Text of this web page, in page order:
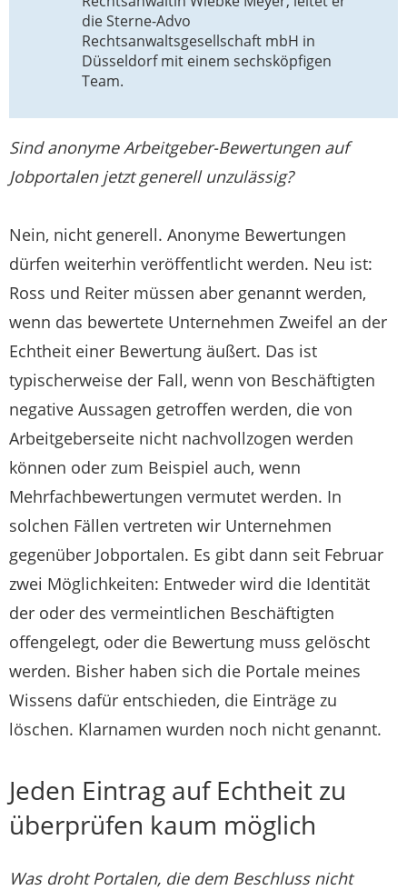
die Sterne-Advo
Rechtsanwaltsgesellschaft mbH in
Düsseldorf mit einem sechsköpfigen
Team.
Sind anonyme Arbeitgeber-Bewertungen auf
Jobportalen jetzt generell unzulässig?
Nein, nicht generell. Anonyme Bewertungen
dürfen weiterhin veröffentlicht werden. Neu ist:
Ross und Reiter müssen aber genannt werden,
wenn das bewertete Unternehmen Zweifel an der
Echtheit einer Bewertung äußert. Das ist
typischerweise der Fall, wenn von Beschäftigten
negative Aussagen getroffen werden, die von
Arbeitgeberseite nicht nachvollzogen werden
können oder zum Beispiel auch, wenn
Mehrfachbewertungen vermutet werden. In
solchen Fällen vertreten wir Unternehmen
gegenüber Jobportalen. Es gibt dann seit Februar
zwei Möglichkeiten: Entweder wird die Identität
der oder des vermeintlichen Beschäftigten
offengelegt, oder die Bewertung muss gelöscht
werden. Bisher haben sich die Portale meines
Wissens dafür entschieden, die Einträge zu
löschen. Klarnamen wurden noch nicht genannt.
Jeden Eintrag auf Echtheit zu
überprüfen kaum möglich
Was droht Portalen, die dem Beschluss nicht